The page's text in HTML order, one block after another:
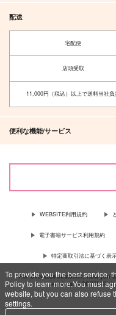
To provide you the best service,
Policy to learn more.You must
website, but you can also refuse
settings.
配送
宅配便
店頭受取
11,000円（税込）以上で送料当社負
便利な機能/サービス
WEBSITE利用規約
電子書籍サービス利用規約
特定商取引法に基づく表
For Overseas customer, now you
services “AOCS”!